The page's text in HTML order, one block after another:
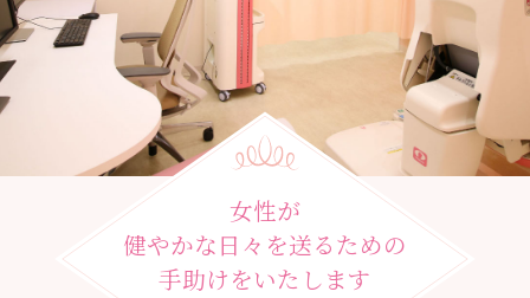
女性が
健やかな日々を送るための
手助けをいたします